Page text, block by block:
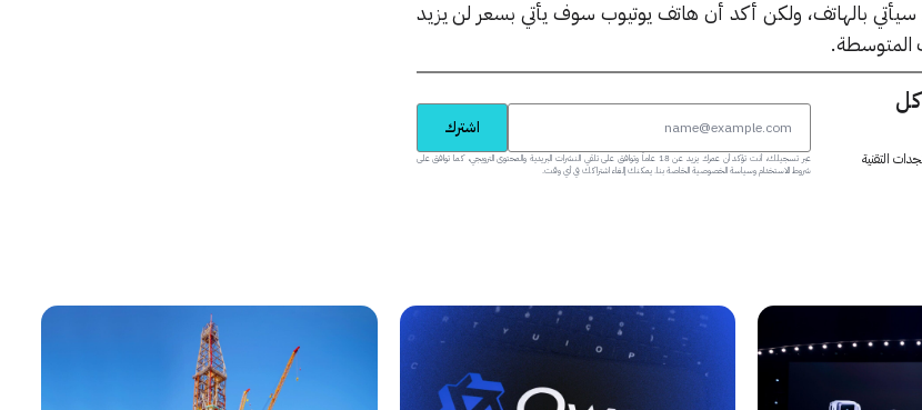
سيأتي بالهاتف، ولكن أكد أن هاتف يوتيوب سوف يأتي بسعر لن يزيد
التقنية
اشترك
عبر تسجيلك، أنت تؤكد أن عمرك يزيد عن 18 عاماً وتوافق على تلقي النشرات البريدية والمحتوى الترويجي، كما توافق على
شروط الاستخدام وسياسة الخصوصية الخاصة بنا. يمكنك إلغاء اشتراكك في أي وقت.